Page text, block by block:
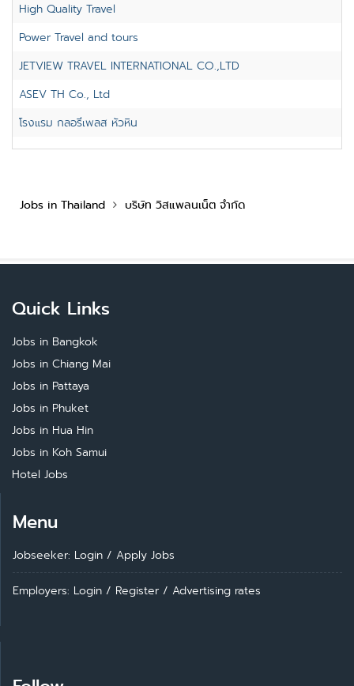
High Quality Travel
Power Travel and tours
JETVIEW TRAVEL INTERNATIONAL CO.,LTD
ASEV TH Co., Ltd
โรงแรม กลอรี่เพลส หัวหิน
Jobs in Thailand บริษัท วิสแพลนเน็ต จำกัด
Quick Links
Jobs in Bangkok
Jobs in Chiang Mai
Jobs in Pattaya
Jobs in Phuket
Jobs in Hua Hin
Jobs in Koh Samui
Hotel Jobs
Menu
Jobseeker: Login / Apply Jobs
Employers: Login / Register / Advertising rates